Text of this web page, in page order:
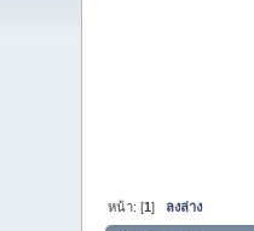
หน้า: [1] ลงล่าง